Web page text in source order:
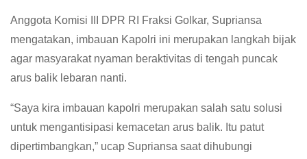
Anggota Komisi III DPR RI Fraksi Golkar, Supriansa
mengatakan, imbauan Kapolri ini merupakan langkah bijak
agar masyarakat nyaman beraktivitas di tengah puncak
arus balik lebaran nanti.
“Saya kira imbauan kapolri merupakan salah satu solusi
untuk mengantisipasi kemacetan arus balik. Itu patut
dipertimbangkan,” ucap Supriansa saat dihubungi